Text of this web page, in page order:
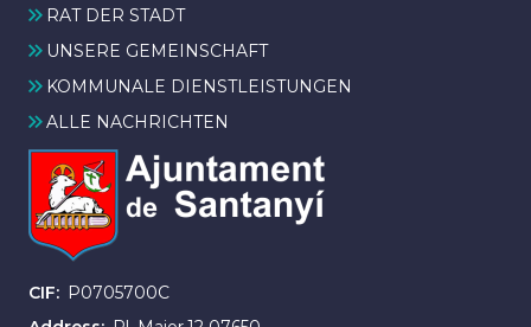
RAT DER STADT
UNSERE GEMEINSCHAFT
KOMMUNALE DIENSTLEISTUNGEN
ALLE NACHRICHTEN
CIF
P0705700C